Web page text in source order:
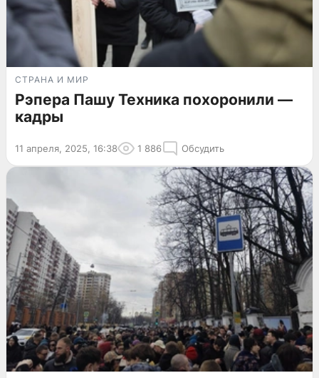
СТРАНА И МИР
Рэпера Пашу Техника похоронили —
кадры
11 апреля, 2025, 16:38 1 886 Обсудить